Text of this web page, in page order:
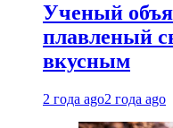
Ученый
плавленый
вкусным
2 года ago2 года ago